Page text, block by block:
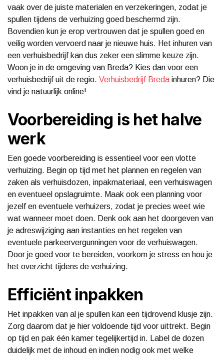
vaak over de juiste materialen en verzekeringen, zodat je
spullen tijdens de verhuizing goed beschermd zijn.
Bovendien kun je erop vertrouwen dat je spullen goed en
veilig worden vervoerd naar je nieuwe huis. Het inhuren van
een verhuisbedrijf kan dus zeker een slimme keuze zijn.
Woon je in de omgeving van Breda? Kies dan voor een
verhuisbedrijf uit de regio. Verhuisbedrijf Breda inhuren? Die
vind je natuurlijk online!
Voorbereiding is het halve
werk
Een goede voorbereiding is essentieel voor een vlotte
verhuizing. Begin op tijd met het plannen en regelen van
zaken als verhuisdozen, inpakmateriaal, een verhuiswagen
en eventueel opslagruimte. Maak ook een planning voor
jezelf en eventuele verhuizers, zodat je precies weet wie
wat wanneer moet doen. Denk ook aan het doorgeven van
je adreswijziging aan instanties en het regelen van
eventuele parkeervergunningen voor de verhuiswagen.
Door je goed voor te bereiden, voorkom je stress en hou je
het overzicht tijdens de verhuizing.
Efficiënt inpakken
Het inpakken van al je spullen kan een tijdrovend klusje zijn.
Zorg daarom dat je hier voldoende tijd voor uittrekt. Begin
op tijd en pak één kamer tegelijkertijd in. Label de dozen
duidelijk met de inhoud en indien nodig ook met welke